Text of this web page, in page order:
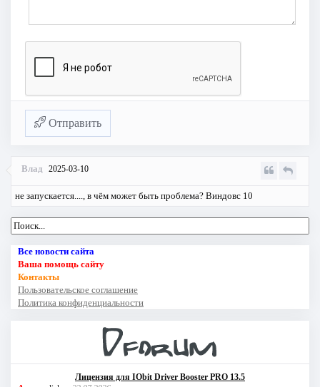
Отправить
Влад 2025-03-10
не запускается...., в чём может быть проблема? Виндовс 10
Все новости сайта
Ваша помощь сайту
Контакты
Пользовательское соглашение
Политика конфиденциальности
Лицензия для IObit Driver Booster PRO 13.5